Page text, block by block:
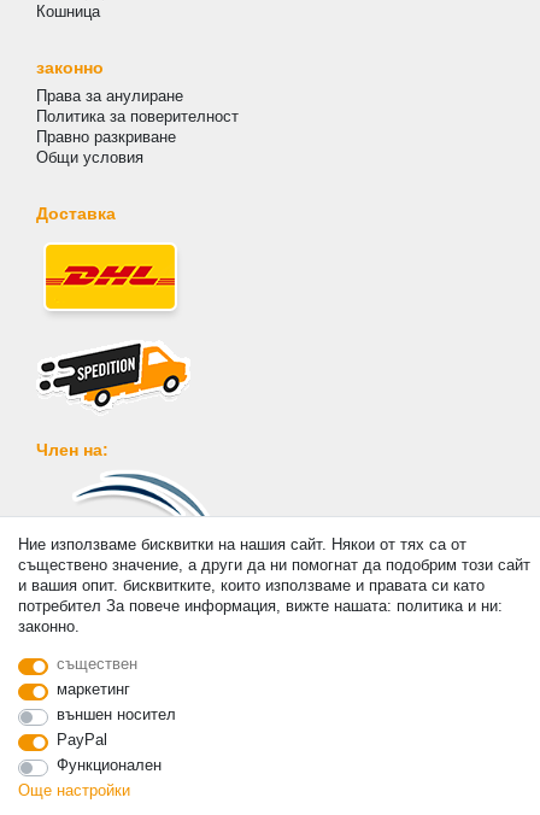
Кошница
законно
Права за анулиране
Политика за поверителност
Правно разкриване
Общи условия
Доставка
Член на:
Плащане
© Copyright 2026 | Всички права запазени. - Prices incl. VAT. 19% VAT Basic prices see
article detail | * Applies to deliveries to the UK!
Ние използваме бисквитки на нашия сайт. Някои от тях са от
съществено значение, а други да ни помогнат да подобрим този сайт
и вашия опит. бисквитките, които използваме и правата си като
потребител За повече информация, вижте нашата: политика и ни:
законно.
съществен
маркетинг
външен носител
PayPal
Функционален
Още настройкиWithdraw from contract here